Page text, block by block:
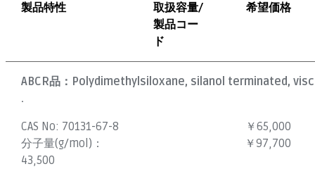
製品特性
取扱容量/
製品コー
ド
希望価格
ABCR品： Polydimethylsiloxane, silanol terminated,
.
CAS No: 70131-67-8
分子量(g/mol)：
43,500
￥65,000
￥97,700